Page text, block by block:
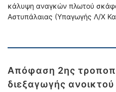
κάλυψη αναγκών πλωτού
Αστυπάλαιας (Υπαγωγής Λ/Χ
Απόφαση 2ης
διεξαγωγής